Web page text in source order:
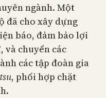
ngành. Một
đã cho xây dựng
báo, đảm bảo lợi
và chuyển các
các tập đoàn gia
, phối hợp chặt